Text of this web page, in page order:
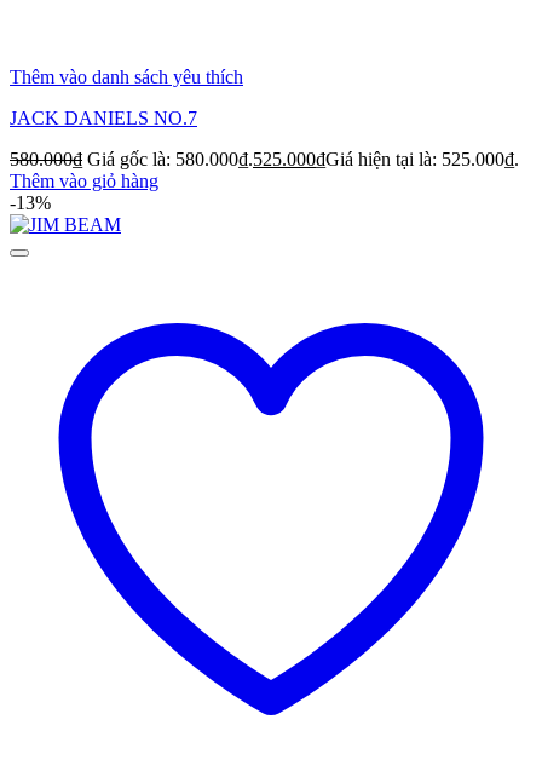
Thêm vào danh sách yêu thích
JACK DANIELS NO.7
580.000₫ Giá gốc là: 580.000₫.525.000₫Giá hiện tại là: 525.000₫.
Thêm vào giỏ hàng
-13%